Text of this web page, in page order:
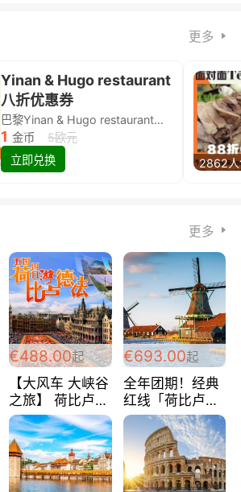
更多
Yinan & Hugo restaurant
八折优惠券
巴黎Yinan & Hugo restaurant除简餐类全场8折
1 金币
5欧元
立即兑换
2862
更多
€488.00起
【大风车 大峡谷
之旅】 荷比卢德
法 巴黎上下 经
典五国四日游
488欧/人
€693.00起
全年团期！经典
红线「荷比卢德
法」七天循环 五
国 仅售99欧/人/
天！巴黎上下！
包拼房~